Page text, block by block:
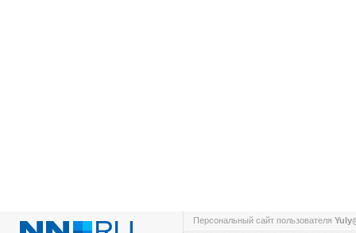
Персональный сайт пользователя